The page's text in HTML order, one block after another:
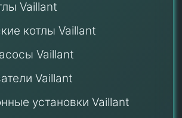
Vaillant
котлы Vaillant
Vaillant
Vaillant
установки Vaillant